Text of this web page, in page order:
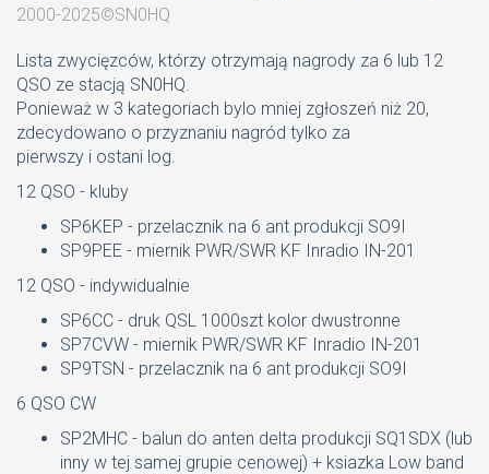
2000-2025©SN0HQ
Lista zwycięzców, którzy otrzymają nagrody za 6 lub 12
QSO ze stacją SN0HQ.
Ponieważ w 3 kategoriach bylo mniej zgłoszeń niż 20,
zdecydowano o przyznaniu nagród tylko za
pierwszy i ostani log.
12 QSO - kluby
SP6KEP - przelacznik na 6 ant produkcji SO9I
SP9PEE - miernik PWR/SWR KF Inradio IN-201
12 QSO - indywidualnie
SP6CC - druk QSL 1000szt kolor dwustronne
SP7CVW - miernik PWR/SWR KF Inradio IN-201
SP9TSN - przelacznik na 6 ant produkcji SO9I
6 QSO CW
SP2MHC - balun do anten delta produkcji SQ1SDX (lub
inny w tej samej grupie cenowej) + ksiazka Low band